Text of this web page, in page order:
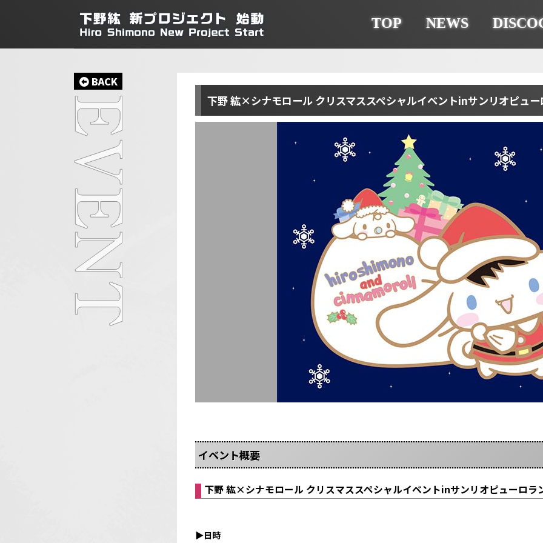
TOP NEWS
BACK
下野 紘×シナモロール クリスマススペシャルイベントinサンリオピュー
イベント概要
下野 紘×シナモロール クリスマススペシャルイベントinサンリオピューロラ
▶日時